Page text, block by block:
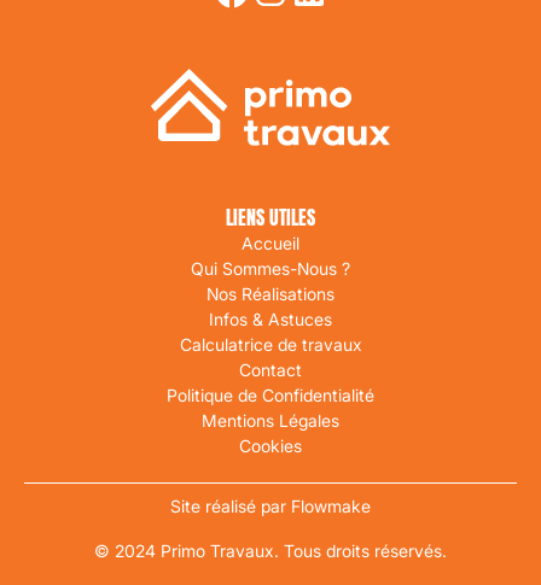
LIENS UTILES
Accueil
Qui Sommes-Nous ?
Nos Réalisations
Infos & Astuces
Calculatrice de travaux
Contact
Politique de Confidentialité
Mentions Légales
Cookies
© 2024 Primo Travaux. Tous droits réservés.
Site réalisé par Flowmake